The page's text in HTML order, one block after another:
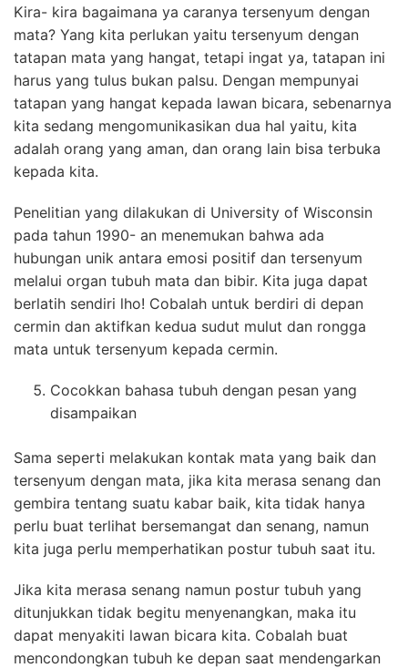
Kira- kira bagaimana ya caranya tersenyum dengan
mata? Yang kita perlukan yaitu tersenyum dengan
tatapan mata yang hangat, tetapi ingat ya, tatapan ini
harus yang tulus bukan palsu. Dengan mempunyai
tatapan yang hangat kepada lawan bicara, sebenarnya
kita sedang mengomunikasikan dua hal yaitu, kita
adalah orang yang aman, dan orang lain bisa terbuka
kepada kita.
Penelitian yang dilakukan di University of Wisconsin
pada tahun 1990- an menemukan bahwa ada
hubungan unik antara emosi positif dan tersenyum
melalui organ tubuh mata dan bibir. Kita juga dapat
berlatih sendiri lho! Cobalah untuk berdiri di depan
cermin dan aktifkan kedua sudut mulut dan rongga
mata untuk tersenyum kepada cermin.
Cocokkan bahasa tubuh dengan pesan yang
disampaikan
Sama seperti melakukan kontak mata yang baik dan
tersenyum dengan mata, jika kita merasa senang dan
gembira tentang suatu kabar baik, kita tidak hanya
perlu buat terlihat bersemangat dan senang, namun
kita juga perlu memperhatikan postur tubuh saat itu.
Jika kita merasa senang namun postur tubuh yang
ditunjukkan tidak begitu menyenangkan, maka itu
dapat menyakiti lawan bicara kita. Cobalah buat
mencondongkan tubuh ke depan saat mendengarkan